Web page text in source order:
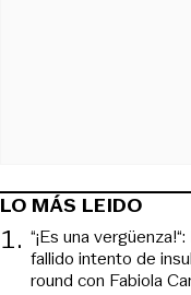
LO MÁS LEIDO
1. “¡Es una
fallido intento de
round con Fabiola